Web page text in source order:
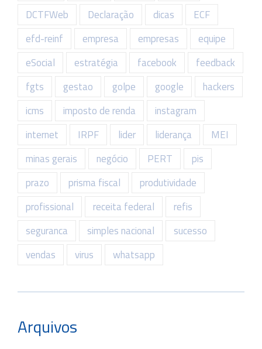
DCTFWeb
Declaração dicas
ECF
efd-reinf
empresa empresas
equipe
eSocial
estratégia facebook
feedback
fgts
gestao golpe google
hackers
icms
imposto de renda
instagram
internet
IRPF lider liderança
MEI
minas gerais
negócio PERT
pis
prazo
prisma fiscal
produtividade
profissional
receita federal
refis
seguranca
simples nacional
sucesso
vendas
virus whatsapp
Arquivos